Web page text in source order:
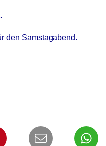
den Samstagabend.